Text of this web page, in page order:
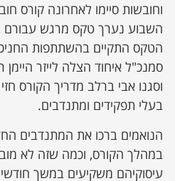
וחובשות סיימו לאחרונה קורס
השבוע נערך טקס מרגש
הטקס התקיים בהשתתפות
סמנכ"ל איחוד הצלה לייזר
וסגנו אבי ברלב מדריך הקורס
בעלי תפקידים ומתנדבים.
הנואמים ברכו את המתנדבים
במהלך הקורס, וכמה שזה לא
עיסוקיהם משקיעים במשך